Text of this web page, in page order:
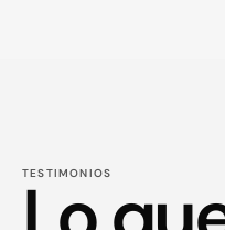
TESTIMONIOS